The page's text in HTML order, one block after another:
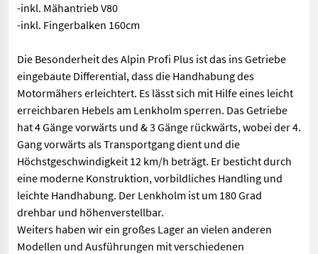
-inkl. Mähantrieb V80
-inkl. Fingerbalken 160cm
Die Besonderheit des Alpin Profi Plus ist das ins Getriebe
eingebaute Differential, dass die Handhabung des
Motormähers erleichtert. Es lässt sich mit Hilfe eines leicht
erreichbaren Hebels am Lenkholm sperren. Das Getriebe
hat 4 Gänge vorwärts und & 3 Gänge rückwärts, wobei der 4.
Gang vorwärts als Transportgang dient und die
Höchstgeschwindigkeit 12 km/h beträgt. Er besticht durch
eine moderne Konstruktion, vorbildliches Handling und
leichte Handhabung. Der Lenkholm ist um 180 Grad
drehbar und höhenverstellbar.
Weiters haben wir ein großes Lager an vielen anderen
Modellen und Ausführungen mit verschiedenen